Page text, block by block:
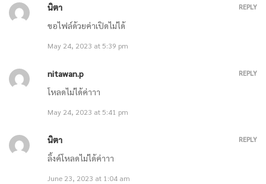
ตอนที่ 790 นรกของพวกมัน! / ตอนที่ 791 ไฟ
ตอนที่ 788 การแก้แค้น / ตอนที่ 789 จัดการคุณด้วยตัวฉันเอง
ตอนที่ 786 ปิดสถานเลี้ยงเด็กกำพร้า / ตอนที่ 787 พวกเราต้องการชีวิต
ของคุณ
March 7, 2021
นิตา
ขอไฟล์ด้วยค่าเปิดไม่ได้
May 24, 2023 at 5:39 pm
REPLY
nitawan.p
โหลดไม่ได้ค่าาา
May 24, 2023 at 5:41 pm
REPLY
นิตา
ลิ้งค์โหลดไม่ได้ค่าาา
June 23, 2023 at 1:04 am
REPLY